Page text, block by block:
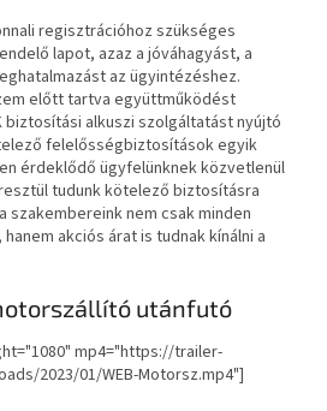
regisztrációhoz szükséges
lapot, azaz a jóváhagyást, a
az ügyintézéshez.
előtt tartva együttműködést
biztosítási alkuszi szolgáltatást nyújtó
felelősségbiztosítások egyik
érdeklődő ügyfelünknek közvetlenül
tudunk kötelező biztosításra
szakembereink nem csak minden
akciós árat is tudnak kínálni a
utánfutó
mp4="https://trailer-
2023/01/WEB-Motorsz.mp4"]